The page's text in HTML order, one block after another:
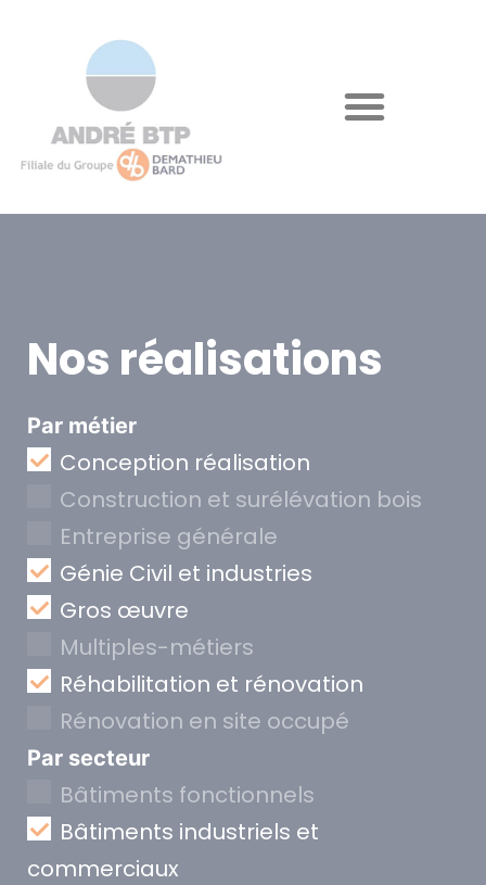
Nos réalisations
Par métier
Conception réalisation
Construction et surélévation bois
Entreprise générale
Génie Civil et industries
Gros œuvre
Multiples-métiers
Réhabilitation et rénovation
Rénovation en site occupé
Par secteur
Bâtiments fonctionnels
Bâtiments industriels et
commerciaux